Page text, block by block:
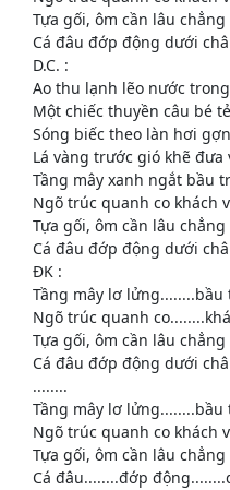
Tựa gối, ôm cần lâu chẳng
Cá đâu đớp động dưới
D.C. :
Ao thu lạnh lẽo nước
Một chiếc thuyền câu bé
Sóng biếc theo làn hơi
Lá vàng trước gió khẽ đưa
Tầng mây xanh ngắt bầu
Ngõ trúc quanh co khách
Tựa gối, ôm cần lâu chẳng
Cá đâu đớp động dưới
ĐK :
Tầng mây lơ lửng........bầu
Ngõ trúc quanh
Tựa gối, ôm cần lâu chẳng
Cá đâu đớp động dưới
........
Tầng mây lơ lửng........bầu
Ngõ trúc quanh co khách
Tựa gối, ôm cần lâu chẳng
Cá đâu........đớp